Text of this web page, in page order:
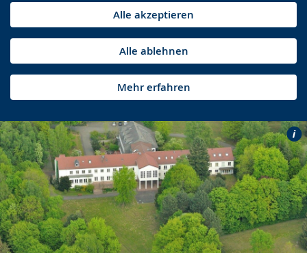
Alle akzeptieren
Alle ablehnen
Mehr erfahren